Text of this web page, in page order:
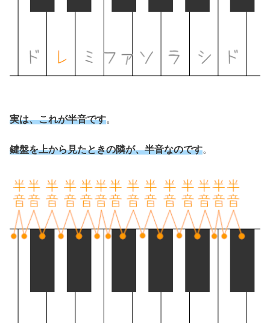
実は、これが半音です。
鍵盤を上から見たときの隣が、半音なのです。